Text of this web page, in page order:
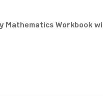
Mathematics Workbook